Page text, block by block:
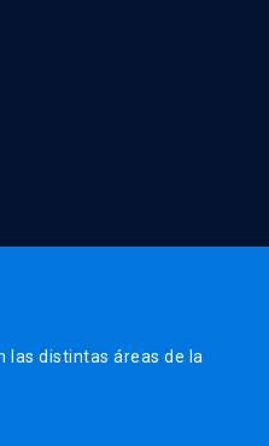
las distintas áreas de la